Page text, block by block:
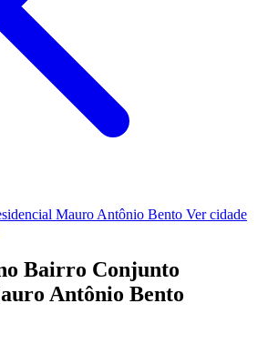
Mauro Antônio Bento Ver cidade
Bairro Conjunto
Antônio Bento